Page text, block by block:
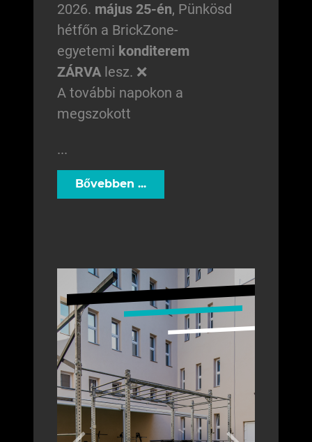
2026. május 25-én, Pünkösd
hétfőn a BrickZone-
egyetemi konditerem
ZÁRVA lesz. ❌
A további napokon a
megszokott
...
Bővebben ...